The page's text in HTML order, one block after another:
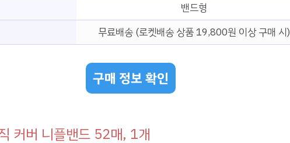
밴드형
무료배송 (로켓배송 상품 19,800원 이상 구매 시)
구매 정보 확인
커버 니플밴드 52매, 1개